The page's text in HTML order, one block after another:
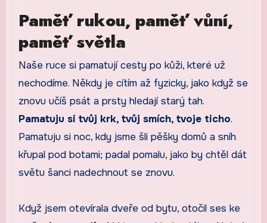
Paměť rukou, paměť vůní,
paměť světla
Naše ruce si pamatují cesty po kůži, které už
nechodíme. Někdy je cítím až fyzicky, jako když se
znovu učíš psát a prsty hledají starý tah.
Pamatuju si tvůj krk, tvůj smích, tvoje ticho.
Pamatuju si noc, kdy jsme šli pěšky domů a sníh
křupal pod botami; padal pomalu, jako by chtěl dát
světu šanci nadechnout se znovu.
Když jsem otevírala dveře od bytu, otočil ses ke